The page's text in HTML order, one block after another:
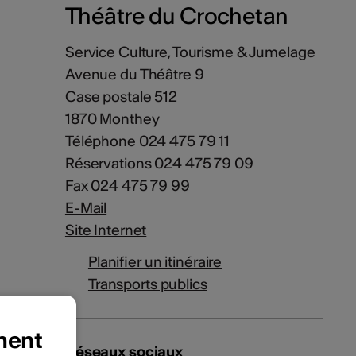
Théâtre du Crochetan
Service Culture, Tourisme & Jumelage
Avenue du Théâtre 9
Case postale 512
1870 Monthey
Téléphone 024 475 79 11
Réservations 024 475 79 09
Fax 024 475 79 99
E-Mail
Site Internet
Planifier un itinéraire
Transports publics
Réseaux sociaux